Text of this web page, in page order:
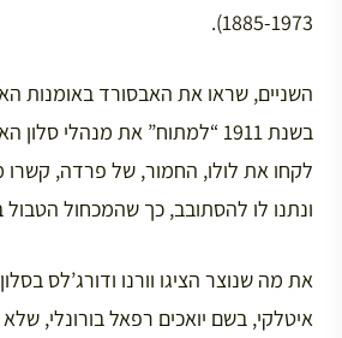
1885-1973).
השניים, שראו את האבסורד באומנות
בשנת 1911 “למתוח” את מנהלי סלון האומנות של
לקחו את לולו, החמור, של פרדה, קשרו
ונתנו לו להסתובב, כך שהמכחול
את מה שנוצר הציגו וורנו ודורג’לס
איטלקי, בשם יואכים רפאל בורונלי,